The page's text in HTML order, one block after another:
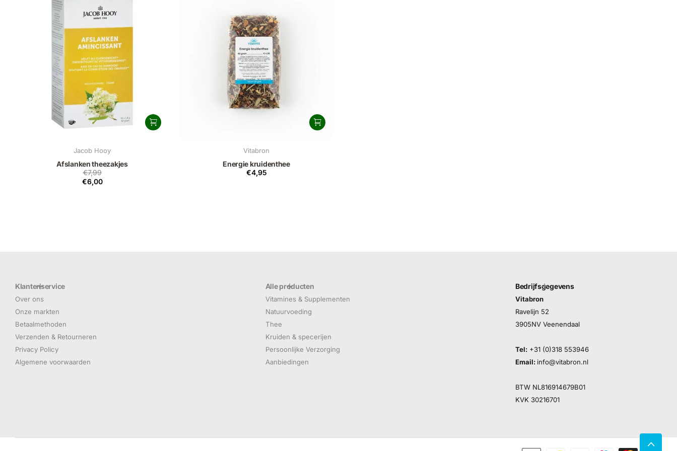
Jacob Hooy
Afslanken theezakjes
€7,99
€6,00
Vitabron
Energie kruidenthee
€4,95
Klantenservice
Over ons
Onze markten
Betaalmethoden
Verzenden & Retourneren
Privacy Policy
Algemene voorwaarden
Alle producten
Vitamines & Supplementen
Natuurvoeding
Thee
Kruiden & specerijen
Persoonlijke Verzorging
Aanbiedingen
Bedrijfsgegevens
Vitabron
Ravelijn 52
3905NV Veenendaal
Tel: +31 (0)318 553946
Email: info@vitabron.nl
BTW NL816914679B01
KVK 30216701